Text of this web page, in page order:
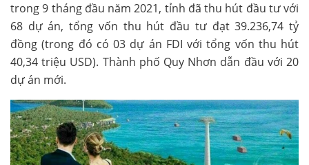
trong 9 tháng đầu năm 2021, tỉnh đã thu hút đầu tư với
68 dự án, tổng vốn thu hút đầu tư đạt 39.236,74 tỷ
đồng (trong đó có 03 dự án FDI với tổng vốn thu hút
40,34 triệu USD). Thành phố Quy Nhơn dẫn đầu với 20
dự án mới.